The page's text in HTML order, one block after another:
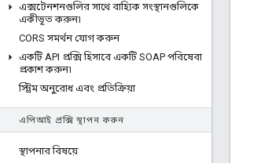
এক্সটেনশনগুলির সাথে বাহ্যিক সংস্থানগুলিকে
একীভূত করুন৷
CORS সমর্থন যোগ করুন
একটি API প্রক্সি হিসাবে একটি SOAP পরিষেবা
প্রকাশ করুন৷
স্ট্রিম অনুরোধ এবং প্রতিক্রিয়া
এপিআই প্রক্সি স্থাপন করুন
স্থাপনার বিষয়ে